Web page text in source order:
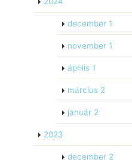
december 1
november 1
április 1
március 2
január 2
2023
december 2